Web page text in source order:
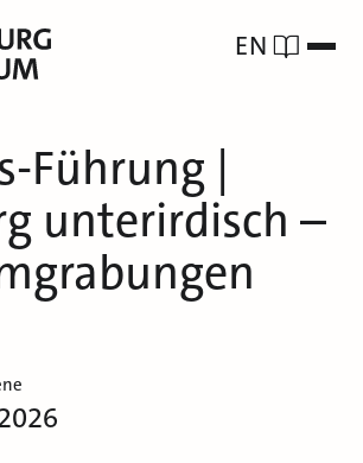
EN
Führung |
unterirdisch –